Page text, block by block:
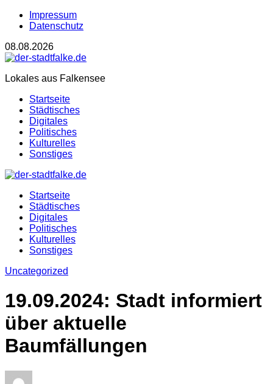
Impressum
Datenschutz
08.08.2026
Lokales aus Falkensee
Startseite
Städtisches
Digitales
Politisches
Kulturelles
Sonstiges
Startseite
Städtisches
Digitales
Politisches
Kulturelles
Sonstiges
Uncategorized
19.09.2024: Stadt informiert
über aktuelle
Baumfällungen